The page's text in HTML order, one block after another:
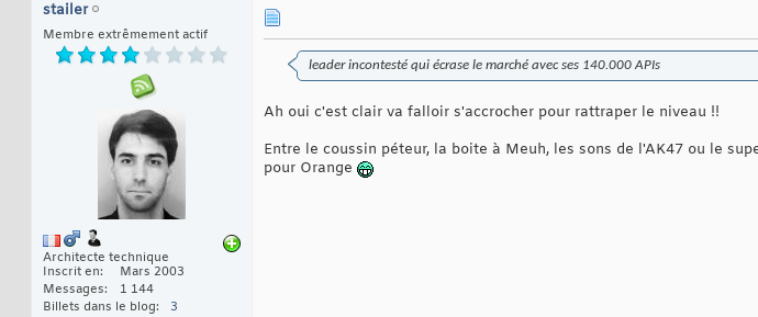
stailer
Membre extrêmement actif
Architecte technique
Inscrit en
Mars 2003
Messages
1 144
Billets dans le blog
3
leader incontesté qui écrase le marché avec ses 140.000 APIs
Ah oui c'est clair va falloir s'accrocher pour rattraper le niveau !!
Entre le coussin péteur, la boite à Meuh, les sons de l'AK47 ou le
pour Orange